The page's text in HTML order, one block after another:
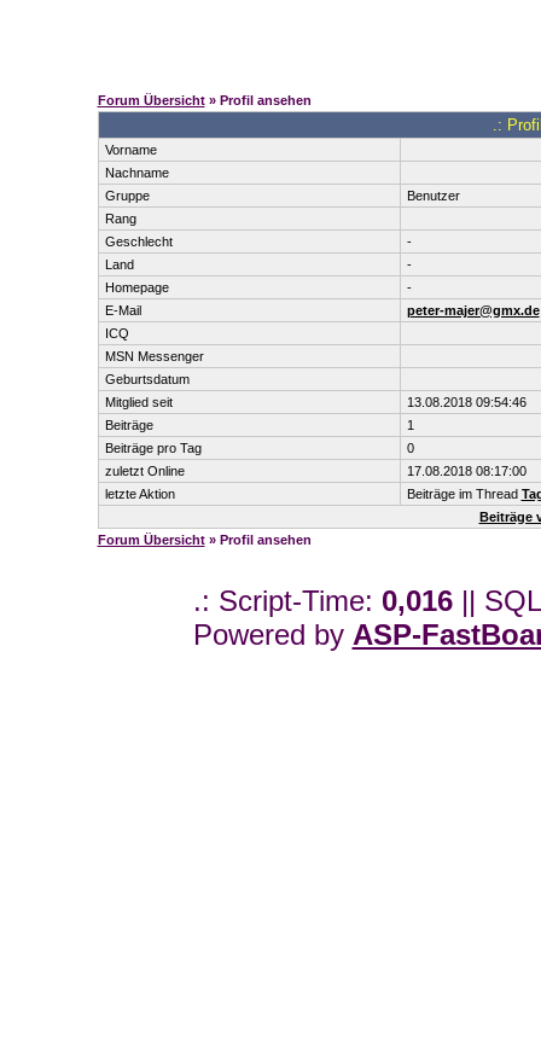
Forum Übersicht» Profil ansehen
.:
Vorname
Nachname
Gruppe
Benutzer
Rang
Geschlecht
-
Land
-
Homepage
-
E-Mail
peter-majer@gmx.de
ICQ
MSN Messenger
Geburtsdatum
Mitglied seit
13.08.2018 09:54:46
Beiträge
1
Beiträge pro Tag
0
zuletzt Online
17.08.2018 08:17:00
letzte Aktion
Beiträge im Thread
Beiträge
Forum Übersicht» Profil ansehen
.: Script-Time: 0,016||
Powered by ASP-